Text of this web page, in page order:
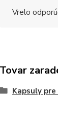
Vrelo
Tovar
Kapsuly